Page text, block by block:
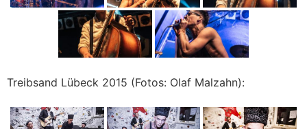
Treibsand Lübeck 2015 (Fotos: Olaf Malzahn):